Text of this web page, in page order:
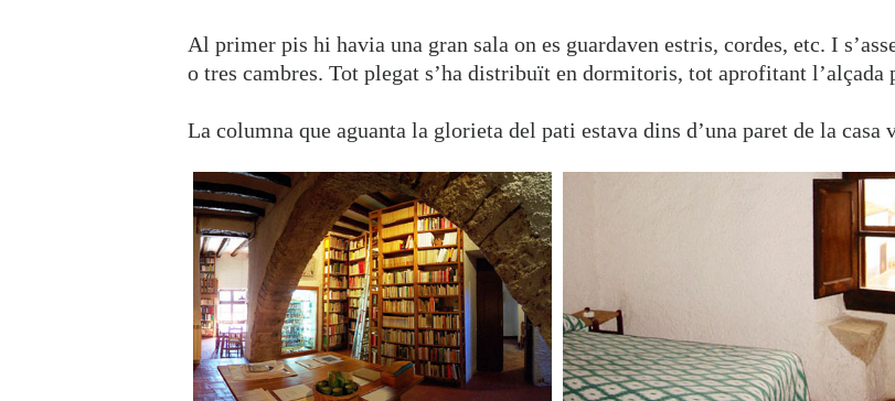
Al primer pis hi havia una gran sala on es guardaven estris, cordes, etc. I
o tres cambres. Tot plegat s’ha distribuït en dormitoris, tot aprofitant l’alçada
La columna que aguanta la glorieta del pati estava dins d’una paret de la casa